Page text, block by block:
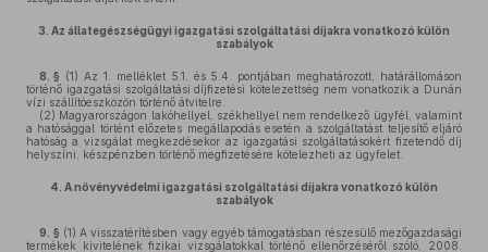
3. Az állategészségügyi igazgatási szolgáltatási díjakra vonatkozó külön
szabályok
8. § (1) Az 1. melléklet 5.1. és 5.4. pontjában meghatározott, határállomáson
történő igazgatási szolgáltatási díjfizetési kötelezettség nem vonatkozik a Dunán
vízi szállítóeszközön történő átvitelre.
(2) Magyarországon lakóhellyel, székhellyel nem rendelkező ügyfél, valamint
a hatósággal történt előzetes megállapodás esetén a szolgáltatást teljesítő eljáró
hatóság a vizsgálat megkezdésekor az igazgatási szolgáltatásokért fizetendő díj
helyszíni, készpénzben történő megfizetésére kötelezheti az ügyfelet.
4. A növényvédelmi igazgatási szolgáltatási díjakra vonatkozó külön
szabályok
9. § (1) A visszatérítésben vagy egyéb támogatásban részesülő mezőgazdasági
termékek kivitelének fizikai vizsgálatokkal történő ellenőrzéséről szóló, 2008.